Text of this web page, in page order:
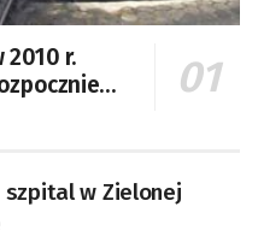
2010 r.
w Zielonej